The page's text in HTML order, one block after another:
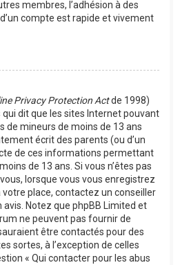
membres, l’adhésion à des
compte est rapide et vivement
Privacy Protection Actde 1998)
dit que les sites Internet pouvant
de mineurs de moins de 13 ans
écrit des parents (ou d’un
de ces informations permettant
de 13 ans. Si vous n’êtes pas
lorsque vous vous enregistrez
votre place, contactez un conseiller
Notez que phpBB Limited et
ne peuvent pas fournir de
être contactés pour des
sortes, à l’exception de celles
« Qui contacter pour les abus